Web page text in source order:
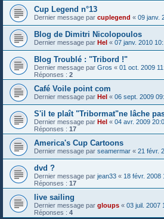
Cup Legend n°13
Dernier message par cuplegend « 09 janv.
Blog de Dimitri Nicolopoulos
Dernier message par Hel « 07 janv. 2010
Blog Troublé : "Tribord !"
Dernier message par Gros « 01 oct. 2009
Réponses : 2
Café Voile point com
Dernier message par Hel « 06 sept. 2009
S'il te plaît "Tribormat"ne lâche
Dernier message par Hel « 04 avr. 2009
Réponses : 17
America's Cup Cartoons
Dernier message par seamermar « 21 févr.
dvd ?
Dernier message par jean33 « 18 févr. 2008
Réponses : 17
live sailing
Dernier message par gloups « 03 juil. 2007
Réponses : 4